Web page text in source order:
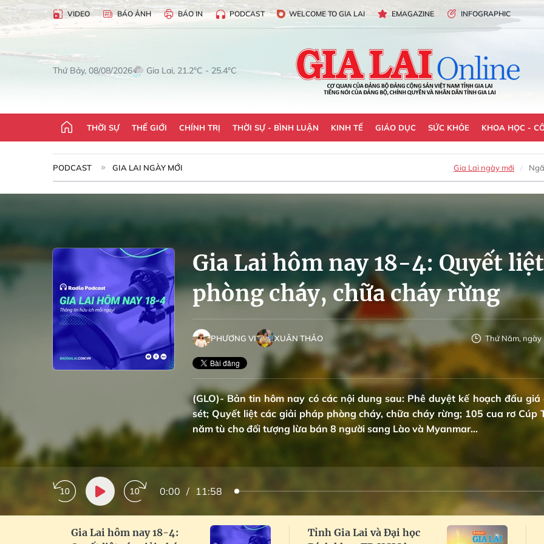
VIDEO BÁO ẢNH BÁO IN PODCAST WELCOME TO GIA LAI EMAGAZINE INFOGRAPHIC
Thứ Bảy, 08/08/2026 Gia Lai, 21.2°C - 25.4°C
THỜI SỰ THẾ GIỚI CHÍNH TRỊ THỜI SỰ - BÌNH LUẬN KINH TẾ GIÁO DỤC SỨC KHỎE KHOA HỌC -
PODCAST GIA LAI NGÀY MỚI Gia Lai ngày mới
Gia Lai hôm nay 18-4: Quyết
phòng cháy, chữa cháy rừng
PHƯƠNG VI XUÂN THẢO Thứ Năm,
(GLO)- Bản tin hôm nay có các nội dung sau: Phê duyệt kế hoạch đấu
sét; Quyết liệt các giải pháp phòng cháy, chữa cháy rừng; 105 cua rơ Cúp
năm tù cho đối tượng lừa bán 8 người sang Lào và Myanmar...
0:00 / 11:58
Gia Lai hôm nay 18-4:
Tỉnh Gia Lai và Đại học